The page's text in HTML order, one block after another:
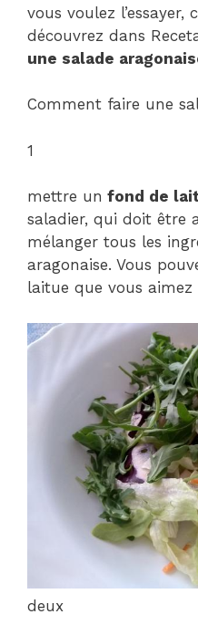
vous voulez
découvrez dans
une salade
Comment faire une
1
mettre un fond de
saladier, qui doit être
mélanger tous les
aragonaise. Vous
laitue que vous aimez
deux